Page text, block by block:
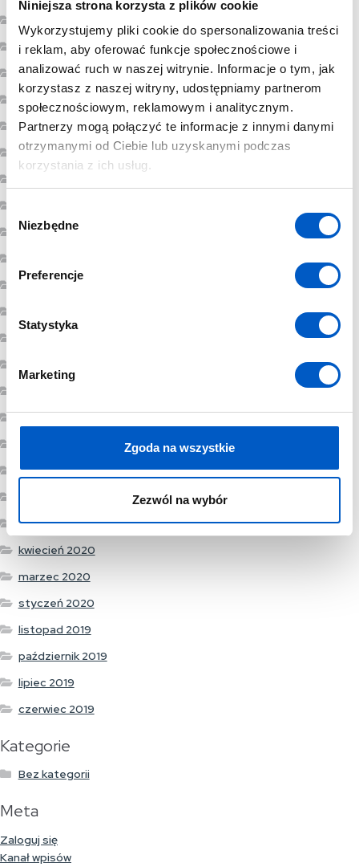
Niniejsza strona korzysta z plików cookie
Wykorzystujemy pliki cookie do spersonalizowania treści
i reklam, aby oferować funkcje społecznościowe i
analizować ruch w naszej witrynie. Informacje o tym, jak
korzystasz z naszej witryny, udostępniamy partnerom
społecznościowym, reklamowym i analitycznym.
Partnerzy mogą połączyć te informacje z innymi danymi
otrzymanymi od Ciebie lub uzyskanymi podczas
korzystania z ich usług.
W
y
ó
r
z
o
d
Niezbędne
Preferencje
Statystyka
Marketing
Zgoda na wszystkie
Zezwól na wybór
styczeń 2023
grudzień 2022
listopad 2022
październik 2022
sierpień 2022
styczeń 2022
lipiec 2021
grudzień 2020
wrzesień 2020
maj 2020
kwiecień 2020
marzec 2020
styczeń 2020
listopad 2019
październik 2019
lipiec 2019
czerwiec 2019
Kategorie
Bez kategorii
Meta
Zaloguj się
Kanał wpisów